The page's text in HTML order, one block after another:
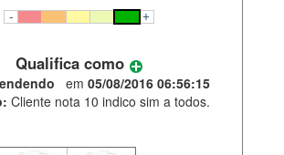
Qualifica como
em 05/08/2016 06:56:15
Cliente nota 10 indico sim a todos.